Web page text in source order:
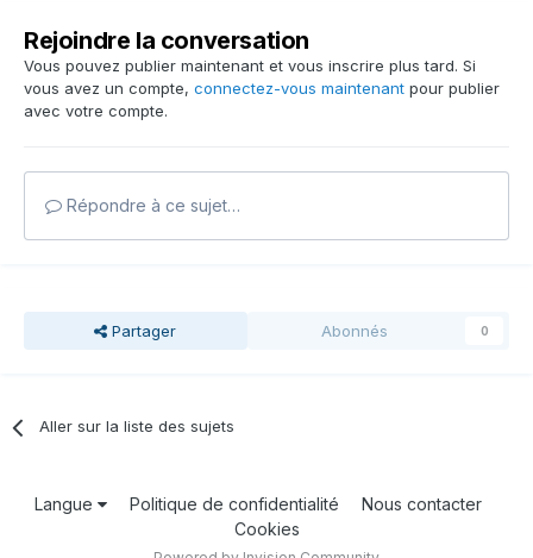
Rejoindre la conversation
Vous pouvez publier maintenant et vous inscrire plus tard. Si
vous avez un compte, connectez-vous maintenant pour publier
avec votre compte.
Répondre à ce sujet…
Partager Abonnés 0
Aller sur la liste des sujets
Langue Politique de confidentialité
Nous contacter
Cookies